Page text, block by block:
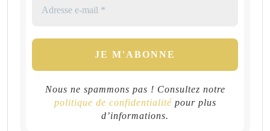
Nous ne spammons pas ! Consultez notre
politique de confidentialitépour plus
d’informations.